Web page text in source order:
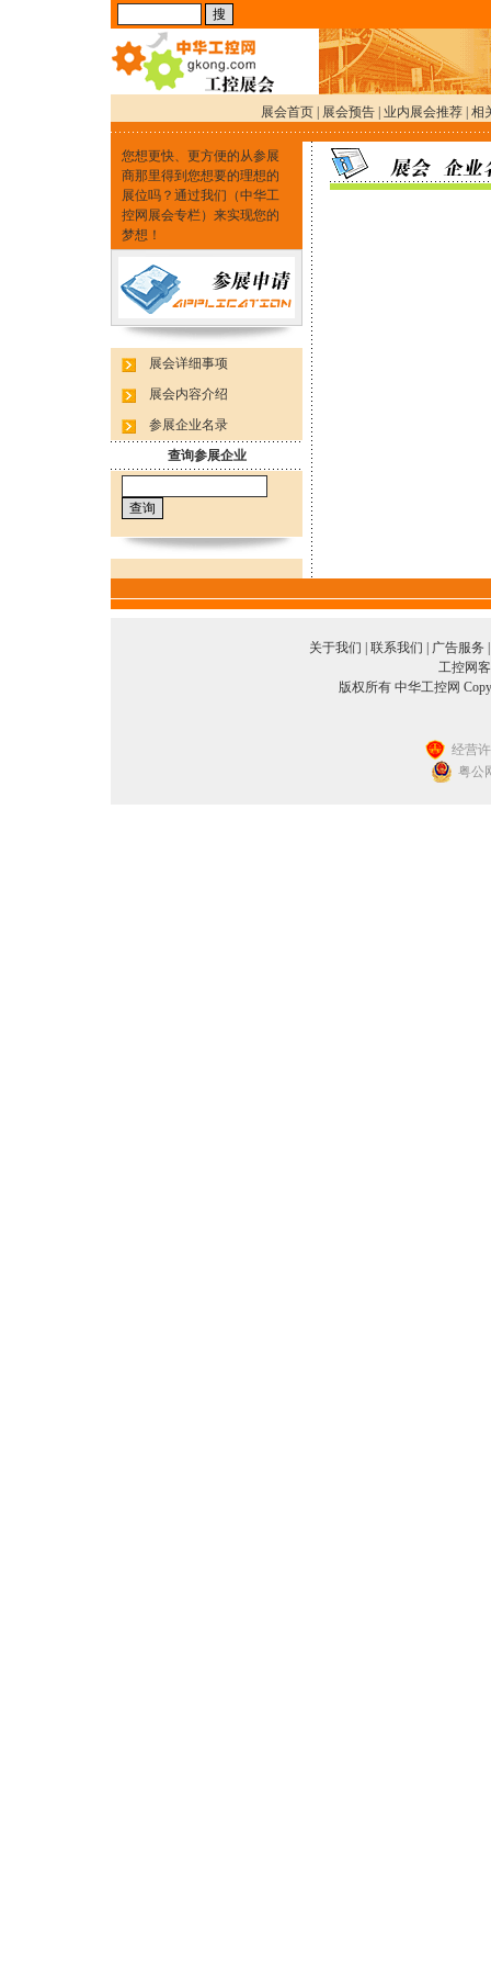
展会首页 展会预告 业内展会推荐 相
您想更快、更方便的从参展
商那里得到您想要的理想的
展位吗？通过我们（中华工
控网展会专栏）来实现您的
梦想！
展会详细事项
展会内容介绍
参展企业名录
查询参展企业
关于我们 联系我们 广告服务
工控网
版权所有 中华工控网
经营
粤公